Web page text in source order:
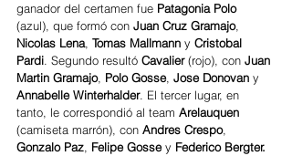
ganador del certamen fue Patagonia Polo
(azul), que formó con Juan Cruz Gramajo,
Nicolas Lena, Tomas Mallmann y Cristobal
Pardi. Segundo resultó Cavalier (rojo), con Juan
Martin Gramajo, Polo Gosse, Jose Donovan y
Annabelle Winterhalder. El tercer lugar, en
tanto, le correspondió al team Arelauquen
(camiseta marrón), con Andres Crespo,
Gonzalo Paz, Felipe Gosse y Federico Bergter.